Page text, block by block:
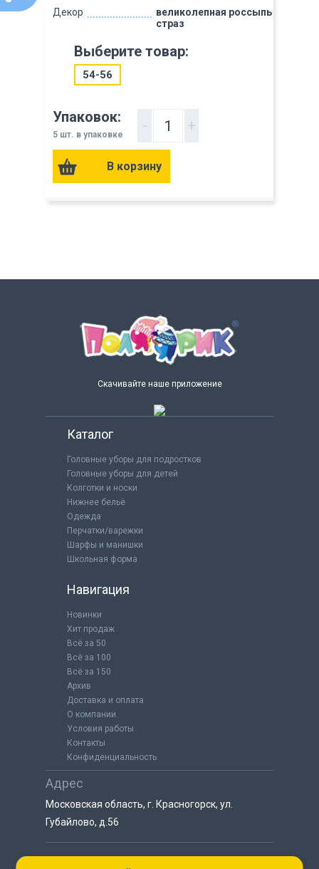
Декор
великолепная россыпь
страз
Выберите товар:
54-56
Упаковок:
5 шт. в упаковке
- +
Скачивайте наше приложение
Каталог
Головные уборы для подростков
Головные уборы для детей
Колготки и носки
Нижнее бельё
Одежда
Перчатки/варежки
Шарфы и манишки
Школьная форма
Навигация
Новинки
Хит продаж
Всё за 50
Всё за 100
Всё за 150
Архив
Доставка и оплата
О компании
Условия работы
Контакты
Конфиденциальность
Адрес
Московская область, г. Красногорск, ул.
Губайлово, д.56